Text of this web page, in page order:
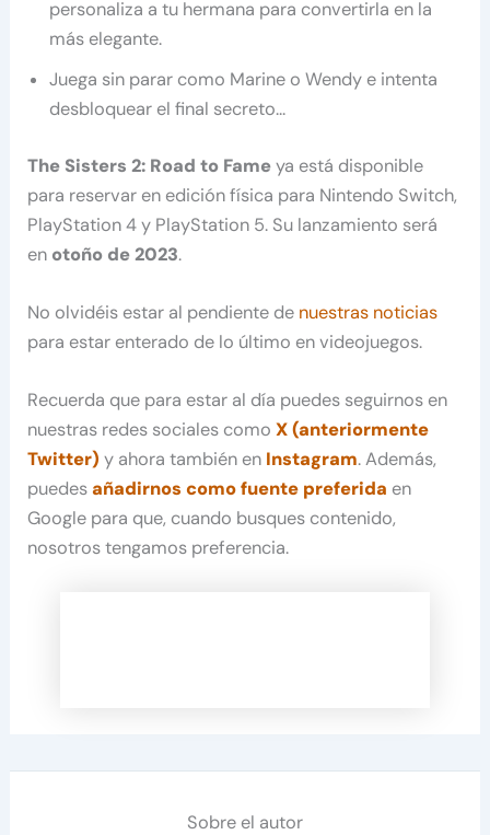
personaliza a tu hermana para convertirla en la
más elegante.
Juega sin parar como Marine o Wendy e intenta
desbloquear el final secreto…
The Sisters 2: Road to Fameya está disponible
para reservar en edición física para Nintendo Switch,
PlayStation 4 y PlayStation 5. Su lanzamiento será
en otoño de 2023.
No olvidéis estar al pendiente de nuestras noticias
para estar enterado de lo último en videojuegos.
Recuerda que para estar al día puedes seguirnos en
nuestras redes sociales comoX (anteriormente
Twitter) y ahora también en Instagram. Además,
puedesañadirnos como fuente preferida en
Google para que, cuando busques contenido,
nosotros tengamos preferencia.
Sobre el autor